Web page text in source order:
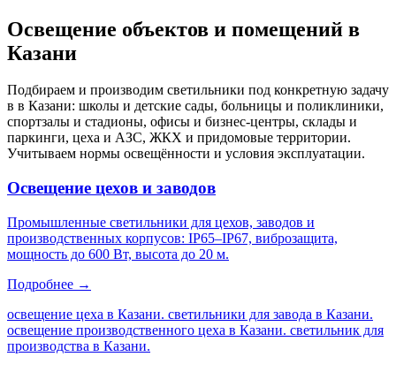
Освещение объектов и помещений в
Казани
Подбираем и производим светильники под конкретную задачу
в в Казани: школы и детские сады, больницы и поликлиники,
спортзалы и стадионы, офисы и бизнес-центры, склады и
паркинги, цеха и АЗС, ЖКХ и придомовые территории.
Учитываем нормы освещённости и условия эксплуатации.
Освещение цехов и заводов
Промышленные светильники для цехов, заводов и
производственных корпусов: IP65–IP67, виброзащита,
мощность до 600 Вт, высота до 20 м.
Подробнее →
освещение цеха в Казани. светильники для завода в Казани.
освещение производственного цеха в Казани. светильник для
производства в Казани.